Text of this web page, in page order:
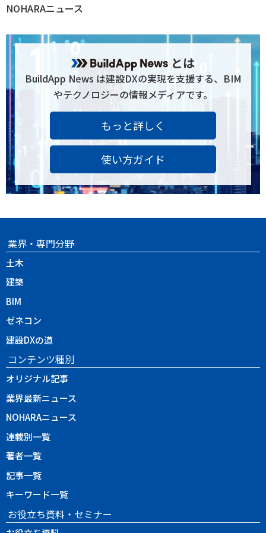
NOHARAニュース
とは
BuildApp News は建設DXの実現を支援する、BIM
やテクノロジーの情報メディアです。
もっと詳しく
使い方ガイド
業界・専門分野
土木
建築
BIM
ゼネコン
建設DXの道
コンテンツ種別
オリジナル記事
業界最新ニュース
NOHARAニュース
連載別一覧
著者一覧
記事一覧
キーワード一覧
お役立ち資料・セミナー